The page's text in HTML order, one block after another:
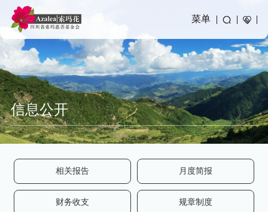
菜单
信息公开
相关报告 月度简报
财务收支 规章制度